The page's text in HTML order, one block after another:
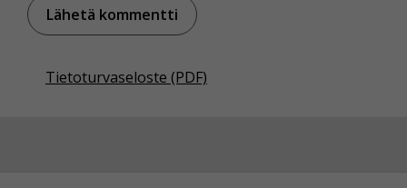
Tietoturvaseloste (PDF)